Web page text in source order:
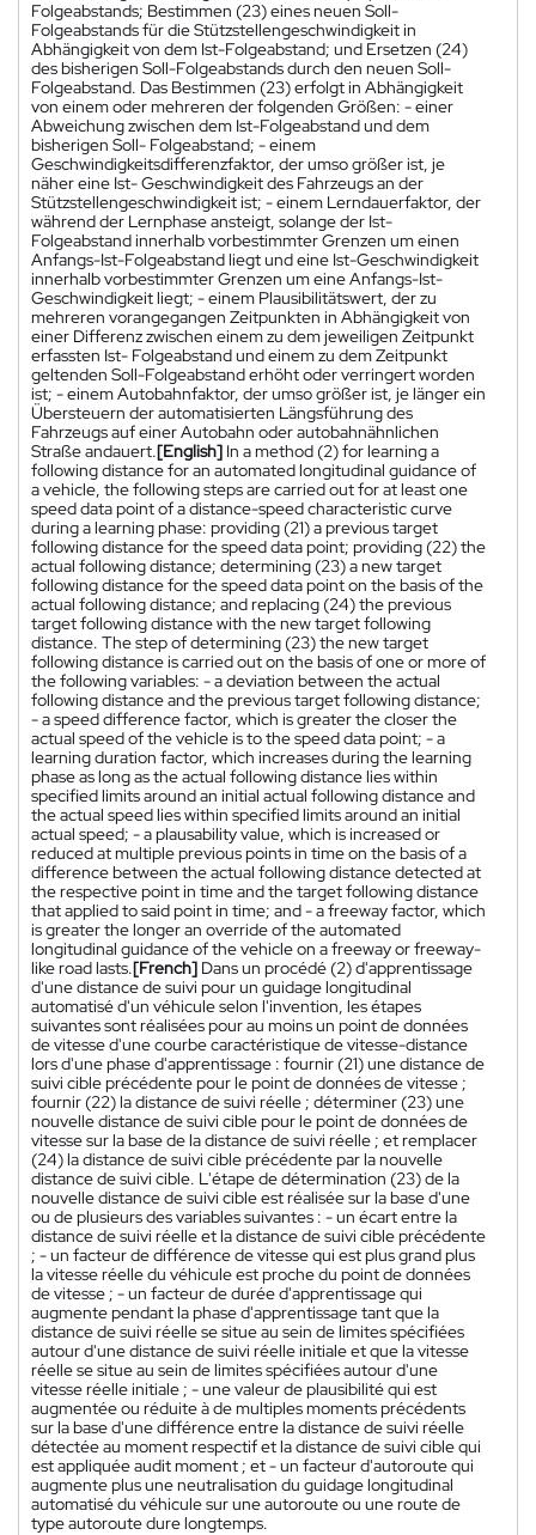
Folgeabstands; Bestimmen (23) eines neuen Soll-
Folgeabstands für die Stützstellengeschwindigkeit in
Abhängigkeit von dem Ist-Folgeabstand; und Ersetzen (24)
des bisherigen Soll-Folgeabstands durch den neuen Soll-
Folgeabstand. Das Bestimmen (23) erfolgt in Abhängigkeit
von einem oder mehreren der folgenden Größen: - einer
Abweichung zwischen dem Ist-Folgeabstand und dem
bisherigen Soll- Folgeabstand; - einem
Geschwindigkeitsdifferenzfaktor, der umso größer ist, je
näher eine Ist- Geschwindigkeit des Fahrzeugs an der
Stützstellengeschwindigkeit ist; - einem Lerndauerfaktor, der
während der Lernphase ansteigt, solange der Ist-
Folgeabstand innerhalb vorbestimmter Grenzen um einen
Anfangs-Ist-Folgeabstand liegt und eine Ist-Geschwindigkeit
innerhalb vorbestimmter Grenzen um eine Anfangs-Ist-
Geschwindigkeit liegt; - einem Plausibilitätswert, der zu
mehreren vorangegangen Zeitpunkten in Abhängigkeit von
einer Differenz zwischen einem zu dem jeweiligen Zeitpunkt
erfassten Ist- Folgeabstand und einem zu dem Zeitpunkt
geltenden Soll-Folgeabstand erhöht oder verringert worden
ist; - einem Autobahnfaktor, der umso größer ist, je länger ein
Übersteuern der automatisierten Längsführung des
Fahrzeugs auf einer Autobahn oder autobahnähnlichen
Straße andauert.[English] In a method (2) for learning a
following distance for an automated longitudinal guidance of
a vehicle, the following steps are carried out for at least one
speed data point of a distance-speed characteristic curve
during a learning phase: providing (21) a previous target
following distance for the speed data point; providing (22) the
actual following distance; determining (23) a new target
following distance for the speed data point on the basis of the
actual following distance; and replacing (24) the previous
target following distance with the new target following
distance. The step of determining (23) the new target
following distance is carried out on the basis of one or more of
the following variables: - a deviation between the actual
following distance and the previous target following distance;
- a speed difference factor, which is greater the closer the
actual speed of the vehicle is to the speed data point; - a
learning duration factor, which increases during the learning
phase as long as the actual following distance lies within
specified limits around an initial actual following distance and
the actual speed lies within specified limits around an initial
actual speed; - a plausability value, which is increased or
reduced at multiple previous points in time on the basis of a
difference between the actual following distance detected at
the respective point in time and the target following distance
that applied to said point in time; and - a freeway factor, which
is greater the longer an override of the automated
longitudinal guidance of the vehicle on a freeway or freeway-
like road lasts.[French] Dans un procédé (2) d'apprentissage
d'une distance de suivi pour un guidage longitudinal
automatisé d'un véhicule selon l'invention, les étapes
suivantes sont réalisées pour au moins un point de données
de vitesse d'une courbe caractéristique de vitesse-distance
lors d'une phase d'apprentissage : fournir (21) une distance de
suivi cible précédente pour le point de données de vitesse ;
fournir (22) la distance de suivi réelle ; déterminer (23) une
nouvelle distance de suivi cible pour le point de données de
vitesse sur la base de la distance de suivi réelle ; et remplacer
(24) la distance de suivi cible précédente par la nouvelle
distance de suivi cible. L'étape de détermination (23) de la
nouvelle distance de suivi cible est réalisée sur la base d'une
ou de plusieurs des variables suivantes : - un écart entre la
distance de suivi réelle et la distance de suivi cible précédente
; - un facteur de différence de vitesse qui est plus grand plus
la vitesse réelle du véhicule est proche du point de données
de vitesse ; - un facteur de durée d'apprentissage qui
augmente pendant la phase d'apprentissage tant que la
distance de suivi réelle se situe au sein de limites spécifiées
autour d'une distance de suivi réelle initiale et que la vitesse
réelle se situe au sein de limites spécifiées autour d'une
vitesse réelle initiale ; - une valeur de plausibilité qui est
augmentée ou réduite à de multiples moments précédents
sur la base d'une différence entre la distance de suivi réelle
détectée au moment respectif et la distance de suivi cible qui
est appliquée audit moment ; et - un facteur d'autoroute qui
augmente plus une neutralisation du guidage longitudinal
automatisé du véhicule sur une autoroute ou une route de
type autoroute dure longtemps.